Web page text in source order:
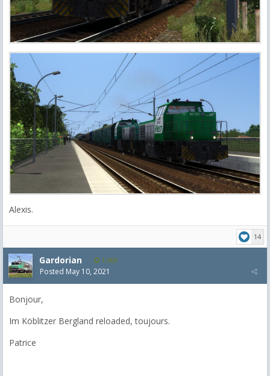
Alexis.
14
Gardorian 1,903
Posted May 10, 2021
Bonjour,
Im Köblitzer Bergland reloaded, toujours.
Patrice